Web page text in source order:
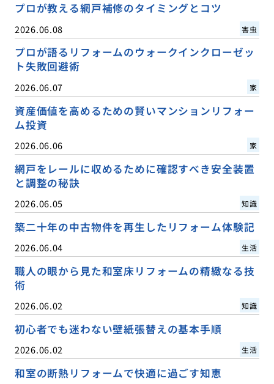
プロが教える網戸補修のタイミングとコツ
2026.06.08 害虫
プロが語るリフォームのウォークインクローゼッ
ト失敗回避術
2026.06.07 家
資産価値を高めるための賢いマンションリフォー
ム投資
2026.06.06 家
網戸をレールに収めるために確認すべき安全装置
と調整の秘訣
2026.06.05 知識
築二十年の中古物件を再生したリフォーム体験記
2026.06.04 生活
職人の眼から見た和室床リフォームの精緻なる技
術
2026.06.02 知識
初心者でも迷わない壁紙張替えの基本手順
2026.06.02 生活
和室の断熱リフォームで快適に過ごす知恵